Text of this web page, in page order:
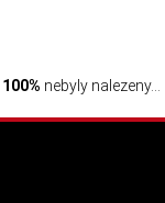
100% nebyly nalezeny...